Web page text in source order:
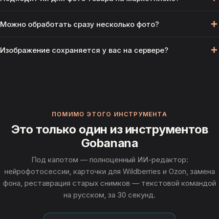
подходит нейросетевая реставрация.
(например, снятых в темноте) шум может стать чуть
заметнее — в этом случае просто сдвинь ползунок ниже,
Да, это один из основных сценариев — чёткие детали ткани,
покупателя. Для таких фото обычно нужны более высокие
значения ползунка.
Можно обработать сразу несколько фото?
Да, до 15 файлов за раз.
Изображение сохраняется у вас на сервере?
ПОМИМО ЭТОГО ИНСТРУМЕНТА
Это только один из инструментов
Gobanana
Под капотом — полноценный ИИ-редактор:
нейрофотосессии, карточки для Wildberries и Ozon, замена
фона, реставрация старых снимков — текстовой командой
на русском, за 30 секунд.